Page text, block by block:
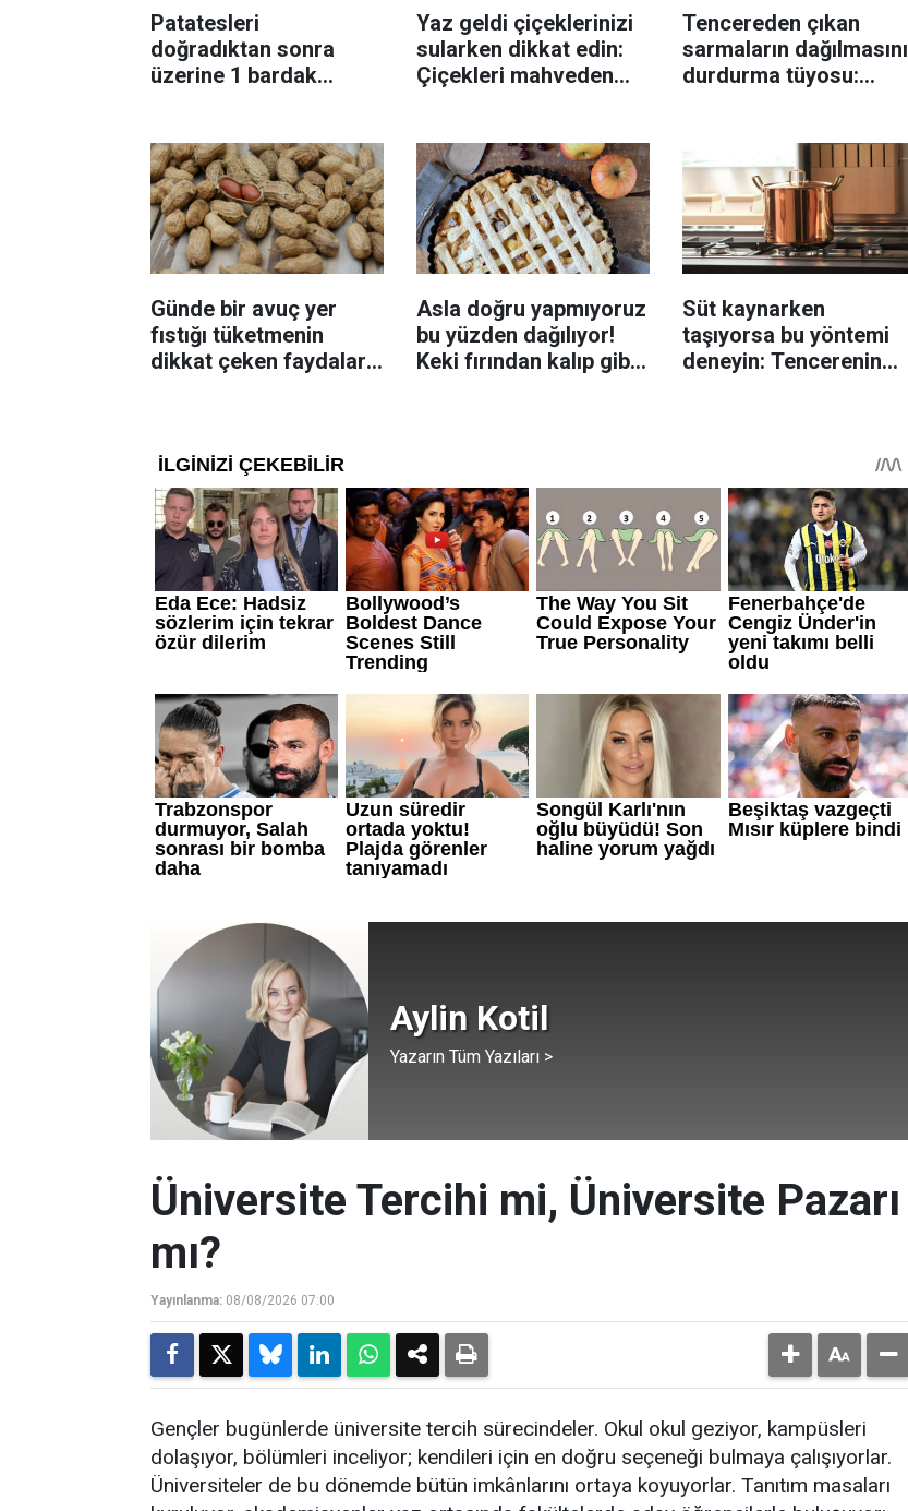
Patatesleri
doğradıktan sonra
üzerine 1 bardak
Yaz geldi çiçeklerinizi
sularken dikkat edin:
Çiçekleri mahveden
Tencereden çıkan
sarmaların dağılmasını
durdurma tüyosu:
Günde bir avuç yer
fıstığı tüketmenin
dikkat çeken faydaları:
Asla doğru yapmıyoruz
bu yüzden dağılıyor!
Keki fırından kalıp gibi
Süt kaynarken
taşıyorsa bu yöntemi
deneyin: Tencerenin
Aylin Kotil
Yazarın Tüm Yazıları >
Üniversite Tercihi mi, Üniversite Pazarı
mı?
Yayınlanma: 08/08/2026 07:00
Gençler bugünlerde üniversite tercih sürecindeler. Okul okul geziyor, kampüsleri
dolaşıyor, bölümleri inceliyor; kendileri için en doğru seçeneği bulmaya çalışıyorlar.
Üniversiteler de bu dönemde bütün imkânlarını ortaya koyuyorlar. Tanıtım masaları